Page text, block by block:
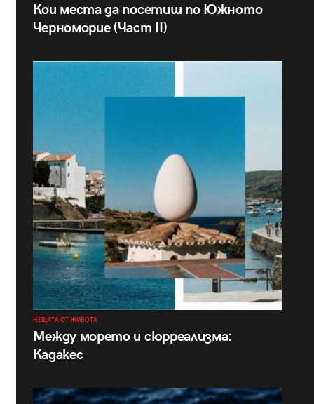
Кои места да посетиш по Южното
Черноморие (Част II)
НЕЩАТА ОТ ЖИВОТА
Между морето и сюрреализма:
Кадакес